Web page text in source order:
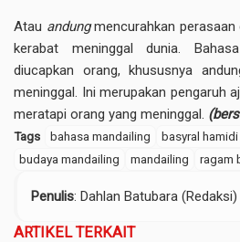
Atau andungmencurahkan perasaan
kerabat meninggal dunia.
diucapkan orang, khususnya
meninggal. Ini merupakan pengaruh
meratapi orang yang meninggal.
Tags bahasa mandailing
basyral hamidi
budaya mandailing
mandailing ragam
Penulis: Dahlan Batubara (Redaksi)
ARTIKEL TERKAIT